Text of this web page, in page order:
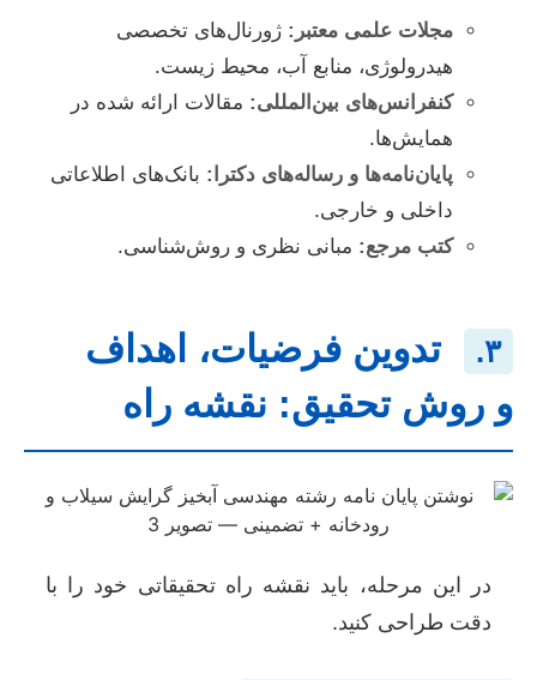
مجلات علمی معتبر: ژورنال‌های تخصصی
هیدرولوژی، منابع آب، محیط زیست.
کنفرانس‌های بین‌المللی: مقالات ارائه شده در
همایش‌ها.
پایان‌نامه‌ها و رساله‌های دکترا: بانک‌های اطلاعاتی
داخلی و خارجی.
کتب مرجع: مبانی نظری و روش‌شناسی.
۳.
تدوین فرضیات، اهداف
و روش تحقیق: نقشه راه
در این مرحله، باید نقشه راه تحقیقاتی خود را با
دقت طراحی کنید.